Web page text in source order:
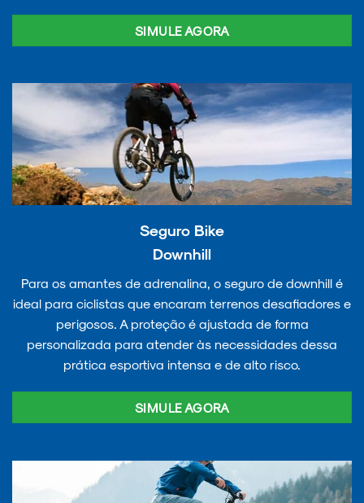
SIMULE AGORA
Seguro Bike
Downhill
Para os amantes de adrenalina, o seguro de downhill é
ideal para ciclistas que encaram terrenos desafiadores e
perigosos. A proteção é ajustada de forma
personalizada para atender às necessidades dessa
prática esportiva intensa e de alto risco.
SIMULE AGORA